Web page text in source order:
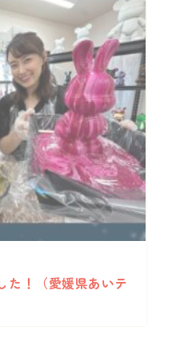
た！（愛媛県あいテ